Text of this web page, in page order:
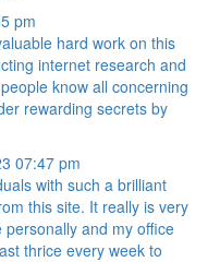
pm
hard work on this
internet research and
know all concerning
rewarding secrets by
07:47 pm
with such a brilliant
this site. It really is very
and my office
thrice every week to